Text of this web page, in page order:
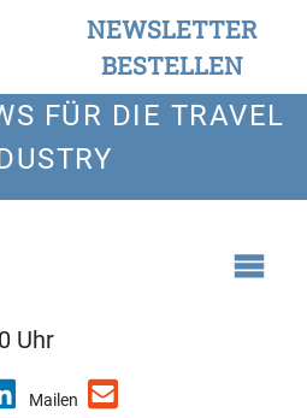
NEWSLETTER
BESTELLEN
FÜR DIE TRAVEL
Uhr
Mailen